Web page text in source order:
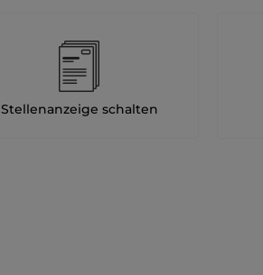
Stellenanzeige schalten